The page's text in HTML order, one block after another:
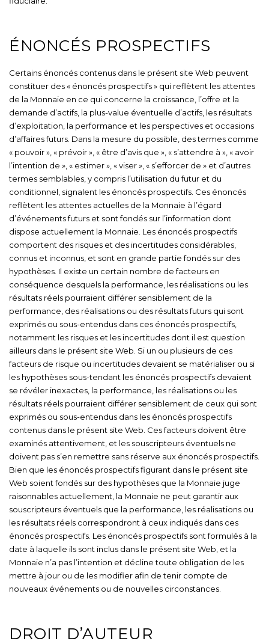
ÉNONCÉS PROSPECTIFS
Certains énoncés contenus dans le présent site Web peuvent
constituer des « énoncés prospectifs » qui reflètent les attentes
de la Monnaie en ce qui concerne la croissance, l’offre et la
demande d’actifs, la plus-value éventuelle d’actifs, les résultats
d’exploitation, la performance et les perspectives et occasions
d’affaires futurs. Dans la mesure du possible, des termes comme
« pouvoir », « prévoir », « être d’avis que », « s’attendre à », « avoir
l’intention de », « estimer », « viser », « s’efforcer de » et d’autres
termes semblables, y compris l’utilisation du futur et du
conditionnel, signalent les énoncés prospectifs. Ces énoncés
reflètent les attentes actuelles de la Monnaie à l’égard
d’événements futurs et sont fondés sur l’information dont
dispose actuellement la Monnaie. Les énoncés prospectifs
comportent des risques et des incertitudes considérables,
connus et inconnus, et sont en grande partie fondés sur des
hypothèses. Il existe un certain nombre de facteurs en
conséquence desquels la performance, les réalisations ou les
résultats réels pourraient différer sensiblement de la
performance, des réalisations ou des résultats futurs qui sont
exprimés ou sous-entendus dans ces énoncés prospectifs,
notamment les risques et les incertitudes dont il est question
ailleurs dans le présent site Web. Si un ou plusieurs de ces
facteurs de risque ou incertitudes devaient se matérialiser ou si
les hypothèses sous-tendant les énoncés prospectifs devaient
se révéler inexactes, la performance, les réalisations ou les
résultats réels pourraient différer sensiblement de ceux qui sont
exprimés ou sous-entendus dans les énoncés prospectifs
contenus dans le présent site Web. Ces facteurs doivent être
examinés attentivement, et les souscripteurs éventuels ne
doivent pas s’en remettre sans réserve aux énoncés prospectifs.
Bien que les énoncés prospectifs figurant dans le présent site
Web soient fondés sur des hypothèses que la Monnaie juge
raisonnables actuellement, la Monnaie ne peut garantir aux
souscripteurs éventuels que la performance, les réalisations ou
les résultats réels correspondront à ceux indiqués dans ces
énoncés prospectifs. Les énoncés prospectifs sont formulés à la
date à laquelle ils sont inclus dans le présent site Web, et la
Monnaie n’a pas l’intention et décline toute obligation de les
mettre à jour ou de les modifier afin de tenir compte de
nouveaux événements ou de nouvelles circonstances.
DROIT D’AUTEUR